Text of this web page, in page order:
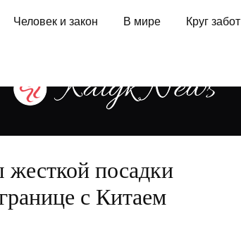
Человек и закон В мире Круг забот
жесткой посадки
с Китаем